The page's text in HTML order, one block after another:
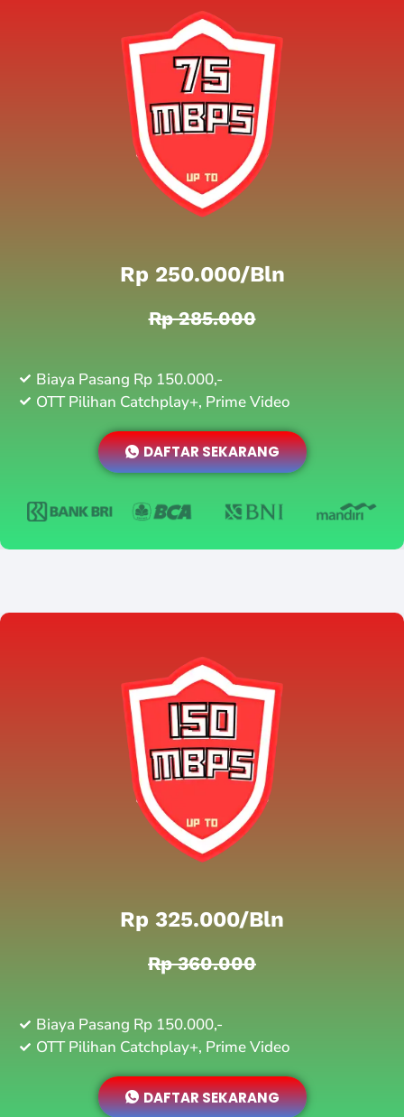
Rp 250.000/bln
Rp 285.000
Biaya Pasang Rp 150.000,-
OTT Pilihan Catchplay+, Prime Video
DAFTAR SEKARANG
Rp 325.000/bln
Rp 360.000
Biaya Pasang Rp 150.000,-
OTT Pilihan Catchplay+, Prime Video
DAFTAR SEKARANG